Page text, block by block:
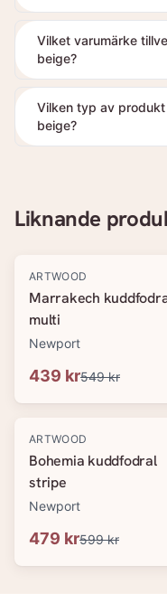
Vilket varumärke
beige?
Vilken typ av
beige?
Liknande
-20%
ARTWOOD
Marrakech
multi
Newport
439 kr549 kr
-20%
ARTWOOD
Bohemia kuddfodral
stripe
Newport
479 kr599 kr